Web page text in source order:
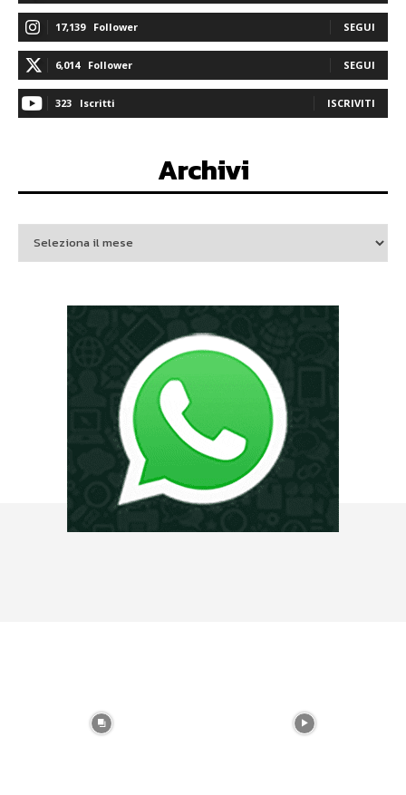
17,139 Follower SEGUI
6,014 Follower SEGUI
323 Iscritti ISCRIVITI
Archivi